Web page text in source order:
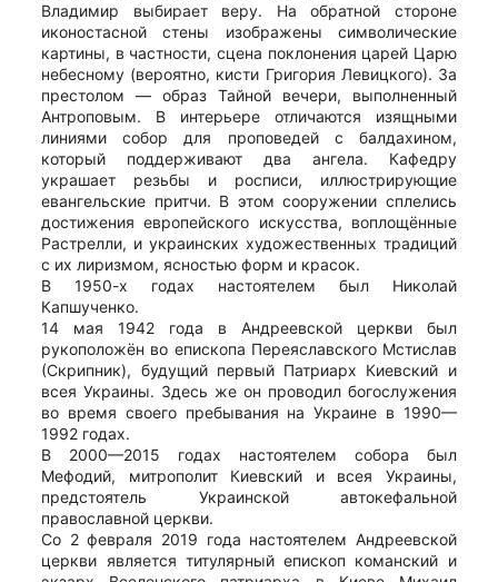
Владимир выбирает веру. На обратной стороне
иконостасной стены изображены символические
картины, в частности, сцена поклонения царей Царю
небесному (вероятно, кисти Григория Левицкого). За
престолом — образ Тайной вечери, выполненный
Антроповым. В интерьере отличаются изящными
линиями собор для проповедей с балдахином,
который поддерживают два ангела. Кафедру
украшает резьбы и росписи, иллюстрирующие
евангельские притчи. В этом сооружении сплелись
достижения европейского искусства, воплощённые
Растрелли, и украинских художественных традиций
с их лиризмом, ясностью форм и красок.
В 1950-х годах настоятелем был Николай
Капшученко.
14 мая 1942 года в Андреевской церкви был
рукоположён во епископа Переяславского Мстислав
(Скрипник), будущий первый Патриарх Киевский и
всея Украины. Здесь же он проводил богослужения
во время своего пребывания на Украине в 1990—
1992 годах.
В 2000—2015 годах настоятелем собора был
Мефодий, митрополит Киевский и всея Украины,
предстоятель Украинской автокефальной
православной церкви.
Со 2 февраля 2019 года настоятелем Андреевской
церкви является титулярный епископ команский и